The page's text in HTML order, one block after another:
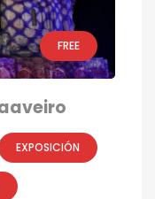
FREE
EXPOSICIÓN